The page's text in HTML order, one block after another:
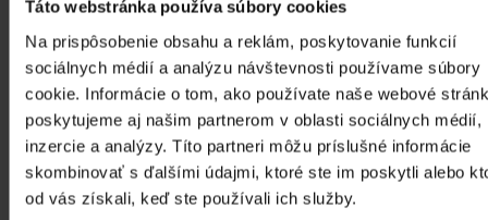
Táto webstránka používa súbory cookies
Na prispôsobenie obsahu a reklám, poskytovanie funkcií
sociálnych médií a analýzu návštevnosti používame súbory
cookie. Informácie o tom, ako používate naše webové
poskytujeme aj našim partnerom v oblasti sociálnych médií,
inzercie a analýzy. Títo partneri môžu príslušné informácie
skombinovať s ďalšími údajmi, ktoré ste im poskytli alebo
od vás získali, keď ste používali ich služby.
3CD
Skladom 16,90 €
Katseye: Beautiful Chaos
CD